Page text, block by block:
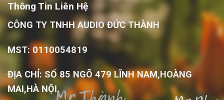
Thông Tin Liên Hệ
CÔNG TY TNHH AUDIO ĐỨC THÀNH
MST: 0110054819
ĐỊA CHỈ: SỐ 85 NGÕ 479 LĨNH NAM,HOÀNG
MAI,HÀ NỘI.